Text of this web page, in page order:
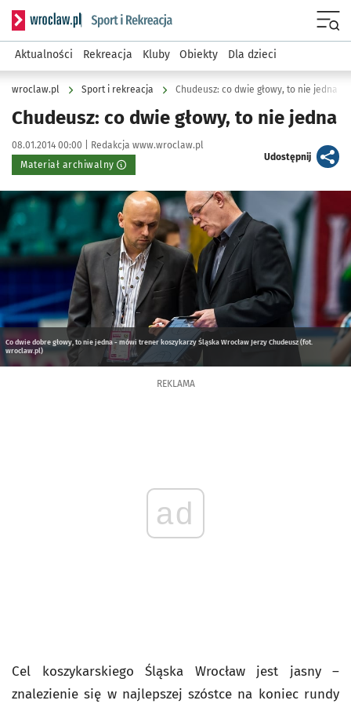
Serwis informacyjny wroclaw.pl podserwis: Sport i rekreacja
Aktualności Rekreacja Kluby Obiekty Dla dzieci
wroclaw.pl Sport i rekreacja Chudeusz: co dwie głowy, to nie jedna
Chudeusz: co dwie głowy, to nie jedna
Data publikacji:
08.01.2014 00:00 | Autor:
Redakcja www.wroclaw.pl
Materiał archiwalny
Udostępnijartykuł
Kliknij, aby powiększyć
Co dwie dobre głowy, to nie jedna - mówi trener koszykarzy Śląska Wrocław Jerzy Chudeusz (fot.
wroclaw.pl)
REKLAMA
ad
Cel koszykarskiego Śląska Wrocław jest jasny –
znalezienie się w najlepszej szóstce na koniec rundy